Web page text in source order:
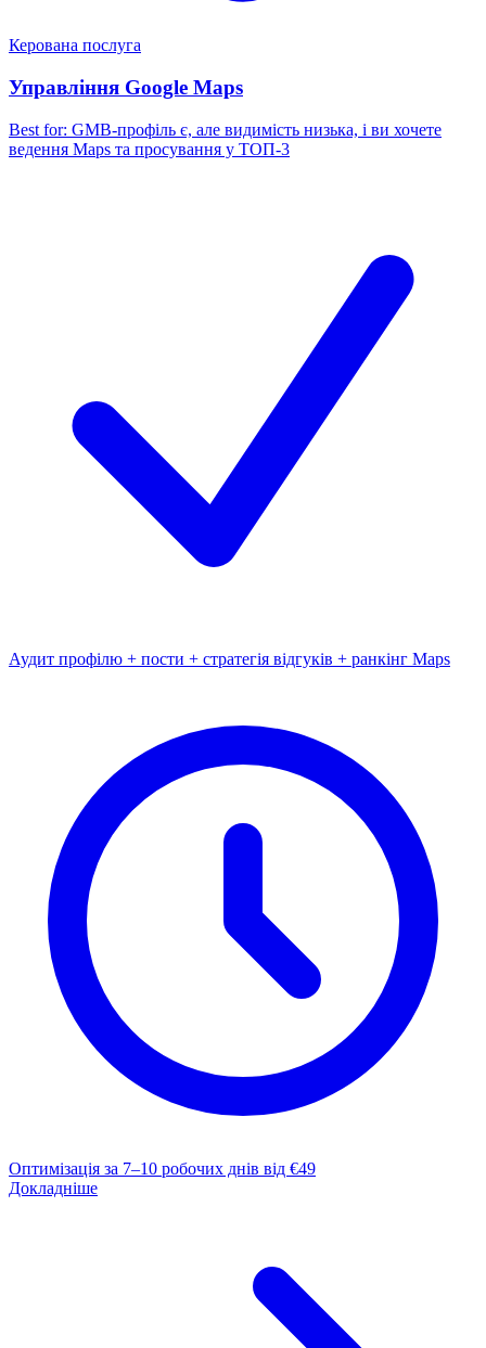
Керована послуга
Управління Google Maps
Best for: GMB-профіль є, але видимість низька, і ви хочете
ведення Maps та просування у ТОП-3
Аудит профілю + пости + стратегія відгуків + ранкінг Maps
Оптимізація за 7–10 робочих днів від €49
Докладніше